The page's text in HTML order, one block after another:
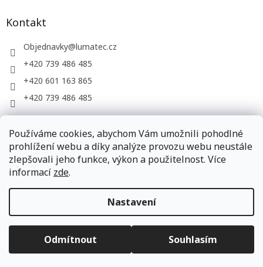
Používáme cookies, abychom Vám umožnili pohodlné
prohlížení webu a díky analýze provozu webu neustále
zlepšovali jeho funkce, výkon a použitelnost. Více
informací zde.
Nastavení
Odmítnout Souhlasím
Kontakt
Objednavky@lumatec.cz
+420 739 486 485
+420 601 163 865
+420 739 486 485
LUMATEC, s.r.o. - web společnosti
Vytvořil Shoptet
Copyright 2026LUMATEC.store. Všechna práva vyhrazena.
Upravit nastavení cookies